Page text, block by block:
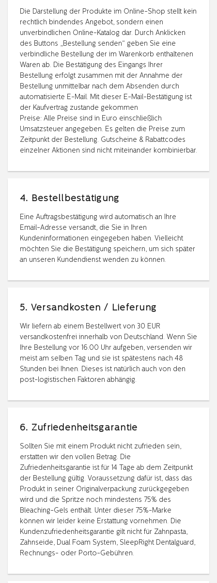
Die Darstellung der Produkte im Online-Shop stellt kein
rechtlich bindendes Angebot, sondern einen
unverbindlichen Online-Katalog dar. Durch Anklicken
des Buttons „Bestellung senden“ geben Sie eine
verbindliche Bestellung der im Warenkorb enthaltenen
Waren ab. Die Bestätigung des Eingangs Ihrer
Bestellung erfolgt zusammen mit der Annahme der
Bestellung unmittelbar nach dem Absenden durch
automatisierte E-Mail. Mit dieser E-Mail-Bestätigung ist
der Kaufvertrag zustande gekommen
Preise: Alle Preise sind in Euro einschließlich
Umsatzsteuer angegeben. Es gelten die Preise zum
Zeitpunkt der Bestellung. Gutscheine & Rabattcodes
einzelner Aktionen sind nicht miteinander kombinierbar.
4. Bestellbestätigung
Eine Auftragsbestätigung wird automatisch an Ihre
Email-Adresse versandt, die Sie in Ihren
Kundeninformationen eingegeben haben. Vielleicht
möchten Sie die Bestätigung speichern, um sich später
an unseren Kundendienst wenden zu können.
5. Versandkosten / Lieferung
Wir liefern ab einem Bestellwert von 30 EUR
versandkostenfrei innerhalb von Deutschland. Wenn Sie
Ihre Bestellung vor 16.00 Uhr aufgeben, versenden wir
meist am selben Tag und sie ist spätestens nach 48
Stunden bei Ihnen. Dieses ist natürlich auch von den
post-logistischen Faktoren abhängig.
6. Zufriedenheitsgarantie
Sollten Sie mit einem Produkt nicht zufrieden sein,
erstatten wir den vollen Betrag. Die
Zufriedenheitsgarantie ist für 14 Tage ab dem Zeitpunkt
der Bestellung gültig. Voraussetzung dafür ist, dass das
Produkt in seiner Originalverpackung zurückgegeben
wird und die Spritze noch mindestens 75% des
Bleaching-Gels enthält. Unter dieser 75%-Marke
können wir leider keine Erstattung vornehmen. Die
Kundenzufriedenheitsgarantie gilt nicht für Zahnpasta,
Zahnseide, Dual Foam System, SleepRight Dentalguard,
Rechnungs- oder Porto-Gebühren.